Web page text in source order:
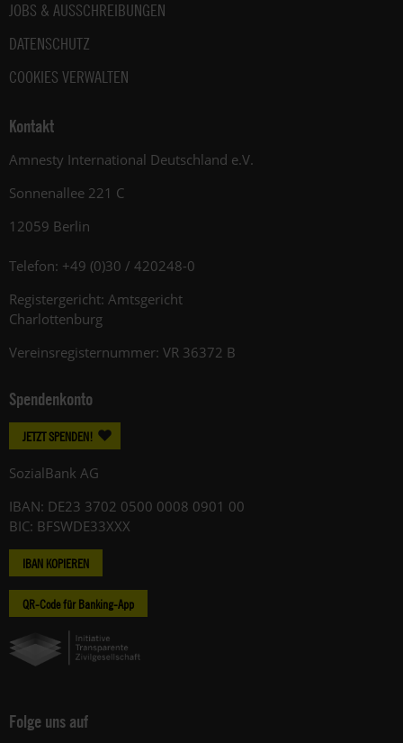
JOBS & AUSSCHREIBUNGEN
DATENSCHUTZ
COOKIES VERWALTEN
Kontakt
Amnesty International Deutschland e.V.
Sonnenallee 221 C
12059 Berlin
Telefon: +49 (0)30 / 420248-0
Registergericht: Amtsgericht
Charlottenburg
Vereinsregisternummer: VR 36372 B
Spendenkonto
JETZT SPENDEN!
SozialBank AG
IBAN: DE23 3702 0500 0008 0901 00
BIC: BFSWDE33XXX
IBAN KOPIEREN
QR-Code für Banking-App
Folge uns auf